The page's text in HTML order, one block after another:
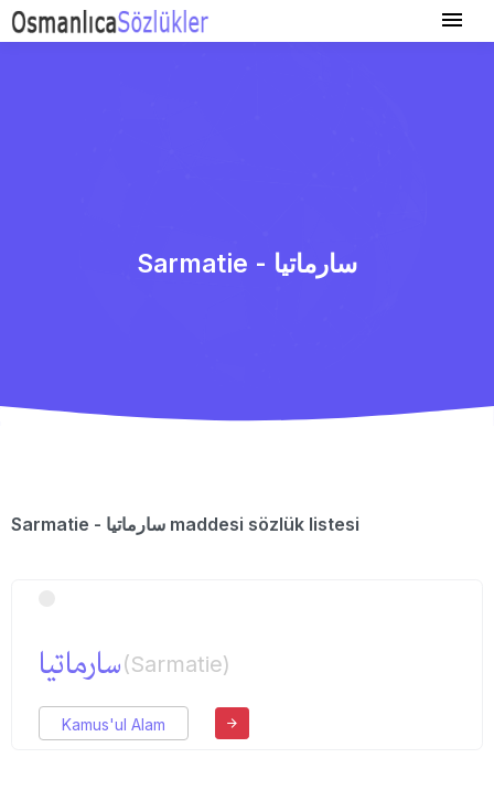
Sarmatie - سارماتیا
Sarmatie - سارماتیا maddesi sözlük listesi
سارماتیا(Sarmatie)
Kamus'ul Alam